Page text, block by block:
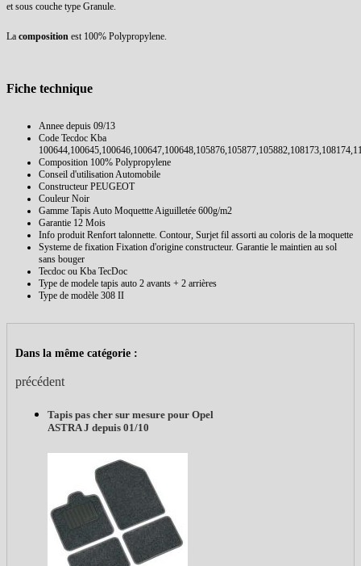
et sous couche type Granule.
La composition est 100% Polypropylene.
Fiche technique
Annee depuis 09/13
Code Tecdoc Kba
Composition 100% Polypropylene
Conseil d'utilisationAutomobile
Constructeur PEUGEOT
Couleur Noir
Gamme Tapis Auto Moquettte Aiguilletée 600g/m2
Garantie 12 Mois
Info produitRenfort talonnette. Contour, Surjet fil assorti au coloris de la moquette
Systeme de fixation Fixation d'origine constructeur. Garantie le maintien au sol
sans bouger
Tecdoc ou Kba TecDoc
Type de modele tapis auto 2 avants + 2 arrières
Type de modèle 308 II
Dans la même catégorie :
précédent
Tapis pas cher sur mesure pour Opel
ASTRA J depuis 01/10